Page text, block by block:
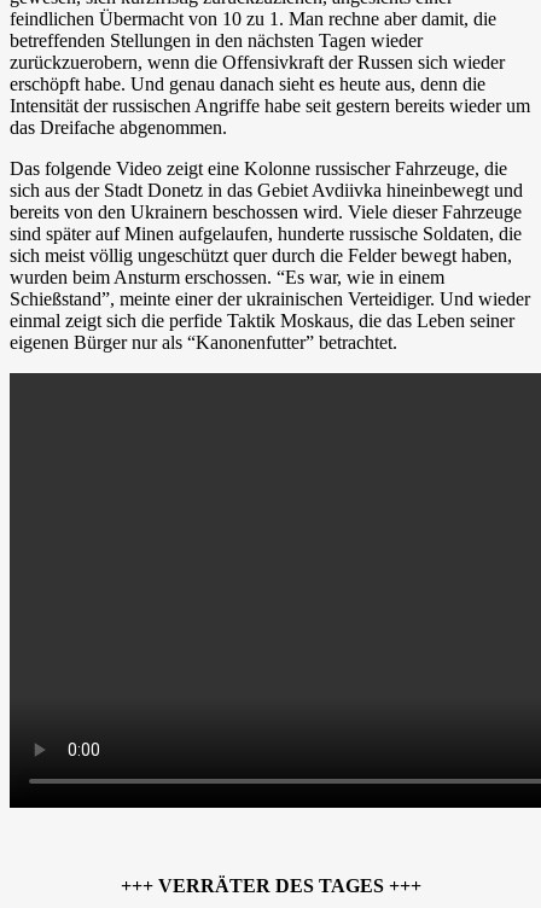
feindlichen Übermacht von 10 zu 1. Man rechne aber damit, die
betreffenden Stellungen in den nächsten Tagen wieder
zurückzuerobern, wenn die Offensivkraft der Russen sich wieder
erschöpft habe. Und genau danach sieht es heute aus, denn die
Intensität der russischen Angriffe habe seit gestern bereits wieder um
das Dreifache abgenommen.
Das folgende Video zeigt eine Kolonne russischer Fahrzeuge, die
sich aus der Stadt Donetz in das Gebiet Avdiivka hineinbewegt und
bereits von den Ukrainern beschossen wird. Viele dieser Fahrzeuge
sind später auf Minen aufgelaufen, hunderte russische Soldaten, die
sich meist völlig ungeschützt quer durch die Felder bewegt haben,
wurden beim Ansturm erschossen. “Es war, wie in einem
Schießstand”, meinte einer der ukrainischen Verteidiger. Und wieder
einmal zeigt sich die perfide Taktik Moskaus, die das Leben seiner
eigenen Bürger nur als “Kanonenfutter” betrachtet.
+++ VERRÄTER DES TAGES +++